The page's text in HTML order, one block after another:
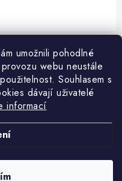
umožnili pohodlné
webu neustále
Souhlasem s
dávají uživatelé
informací
práva vyhrazena.